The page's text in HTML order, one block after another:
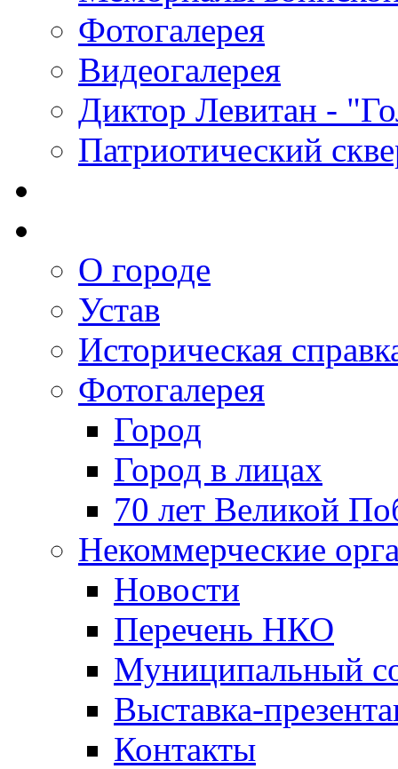
Фотогалерея
Видеогалерея
Диктор Левитан -
Патриотический
О городе
Устав
Историческая
Фотогалерея
Город
Город в лицах
70 лет Великой
Некоммерческие
Новости
Перечень НКО
Муниципальный
Выставка-
Контакты